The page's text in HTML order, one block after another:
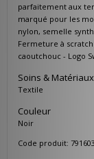
parfaitement aux
marqué pour les
nylon, semelle
Fermeture à
caoutchouc - Logo
Soins & Matériaux
Textile
Couleur
Noir
Code produit: